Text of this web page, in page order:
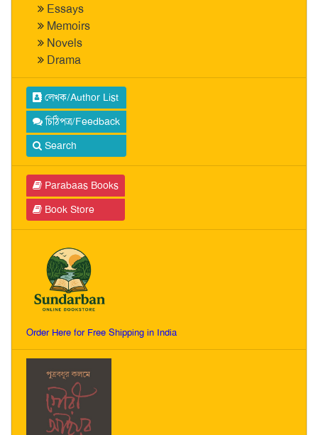
Essays
Memoirs
Novels
Drama
লেখক/Author List
চিঠিপত্র/Feedback
Search
Parabaas Books
Book Store
Order Here for Free Shipping in India